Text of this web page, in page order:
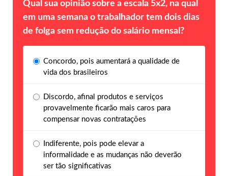
Qual sua opinião sobre a escala 5x2, na qual
em uma semana o trabalhador tem dois dias
de folga sem redução do salário mensal?
Concordo, pois aumentará a qualidade de
vida dos brasileiros
Discordo, afinal produtos e serviços
provavelmente ficarão mais caros para
compensar novas contratações
Indiferente, pois pode elevar a
informalidade e as mudanças não deverão
ser tão significativas